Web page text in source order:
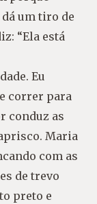
um tiro de
“Ela está
Eu
correr para
conduz as
Maria
com as
de trevo
preto e